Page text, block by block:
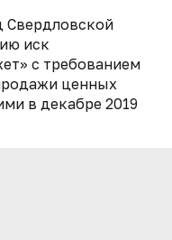
Свердловской
иск
с требованием
ценных
в декабре 2019